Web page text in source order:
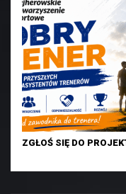
ZGŁOŚ SIĘ DO